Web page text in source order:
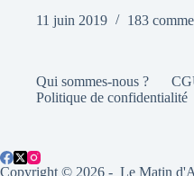
11 juin 2019
183
Qui sommes-nous ?
Politique de confidentialité
Copyright © 2026 - Le Matin